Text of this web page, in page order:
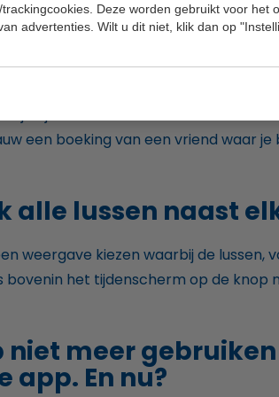
Deze worden gebruikt voor het
advertenties. Wilt u dit niet, klik dan op
van mijn
je tijden in verschillende kleuren
een boeking van een vriend waar je
alle lussen naast
weergave kiezen waarbij de lussen,
het tijdenscherm op de knop
meer
En nu?